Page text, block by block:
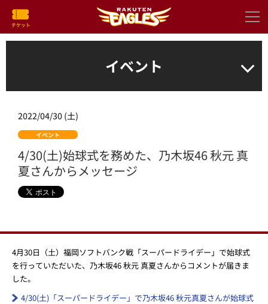
イベント
2022/04/30 (土)
イベント
4/30(土)始球式を務めた、乃木坂46 秋元 真
夏さんからメッセージ
4月30日（土）福岡ソフトバンク戦「スーパードライデー」で始球式
を行っていただいた、乃木坂46 秋元 真夏さんからコメントが届きま
した。
4/30(土)「スーパードライデー」で乃木坂46 秋元真夏さんが始球式